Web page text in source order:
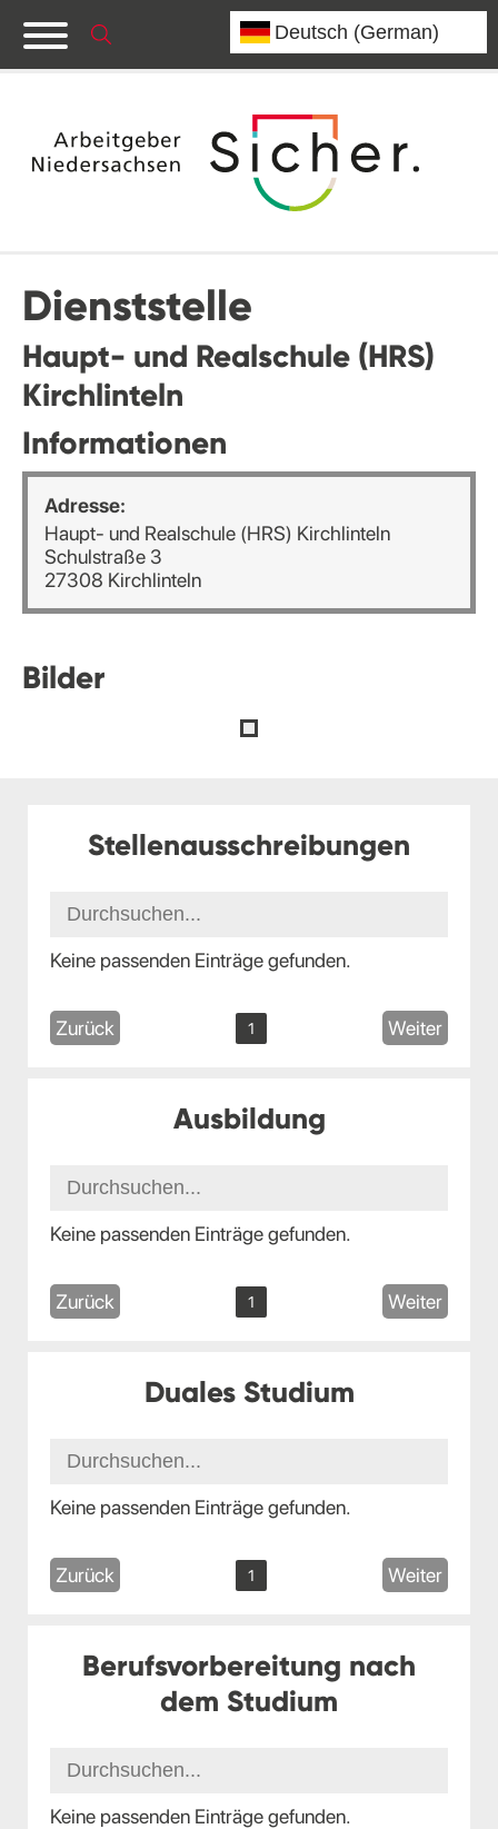
Dienststelle
Haupt- und Realschule (HRS)
Kirchlinteln
Informationen
Adresse:
Haupt- und Realschule (HRS) Kirchlinteln
Schulstraße 3
27308 Kirchlinteln
Bilder
Stellenausschreibungen
Keine passenden Einträge gefunden.
Zurück 1 Weiter
Ausbildung
Keine passenden Einträge gefunden.
Zurück 1 Weiter
Duales Studium
Keine passenden Einträge gefunden.
Zurück 1 Weiter
Berufsvorbereitung nach
dem Studium
Keine passenden Einträge gefunden.